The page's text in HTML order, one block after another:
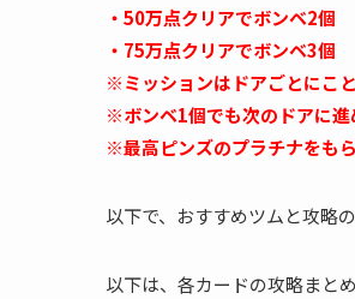
・50万点クリアでボンベ2個
・75万点クリアでボンベ3個
※ミッションはドアごとにこと
※ボンベ1個でも次のドアに進
※最高ピンズのプラチナをも
以下で、おすすめツムと攻略
以下は、各カードの攻略まとめ